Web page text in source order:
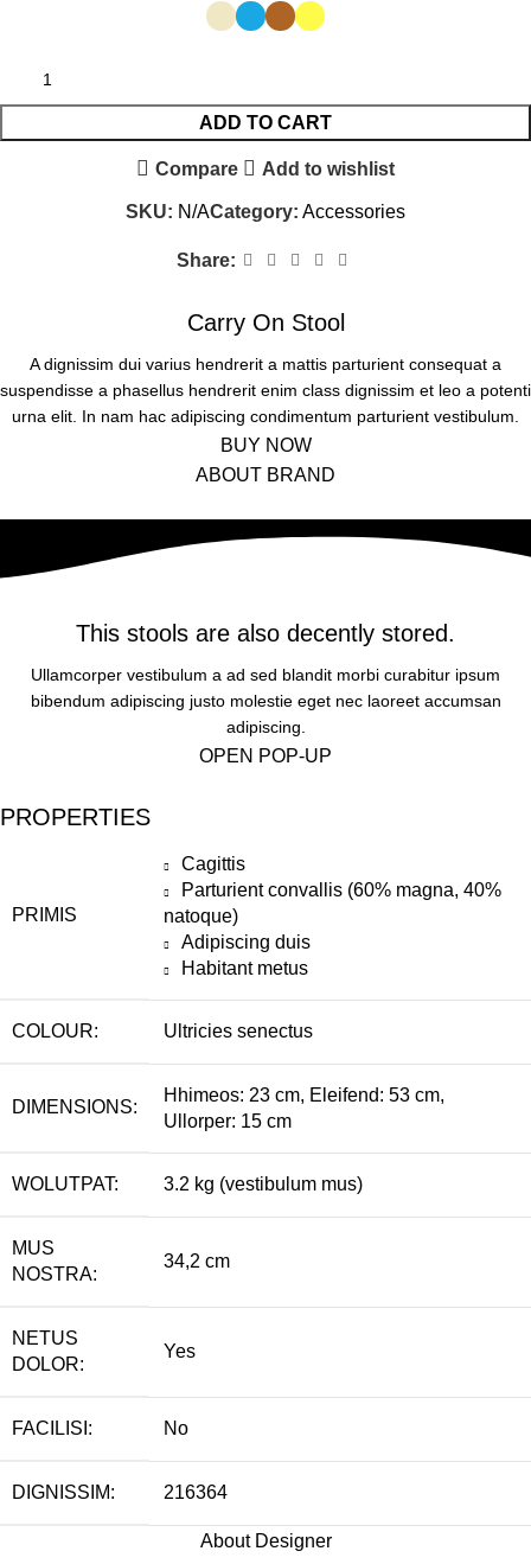
ADD TO CART
Compare Add to wishlist
SKU: N/ACategory: Accessories
Share:
Carry On Stool
A dignissim dui varius hendrerit a mattis parturient consequat a
suspendisse a phasellus hendrerit enim class dignissim et leo a potenti
urna elit. In nam hac adipiscing condimentum parturient vestibulum.
BUY NOW
ABOUT BRAND
This stools are also decently stored.
Ullamcorper vestibulum a ad sed blandit morbi curabitur ipsum
bibendum adipiscing justo molestie eget nec laoreet accumsan
adipiscing.
OPEN POP-UP
PROPERTIES
PRIMIS
Cagittis
Parturient convallis (60% magna, 40%
natoque)
Adipiscing duis
Habitant metus
COLOUR: Ultricies senectus
DIMENSIONS:
Hhimeos: 23 cm, Eleifend: 53 cm,
Ullorper: 15 cm
WOLUTPAT: 3.2 kg (vestibulum mus)
MUS
NOSTRA:
34,2 cm
NETUS
DOLOR:
Yes
FACILISI: No
DIGNISSIM: 216364
About Designer